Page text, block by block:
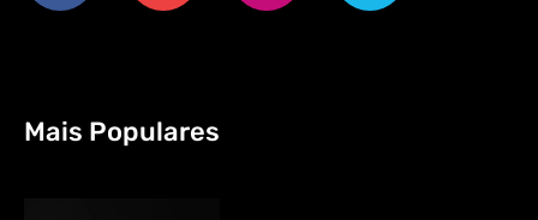
Mais Populares